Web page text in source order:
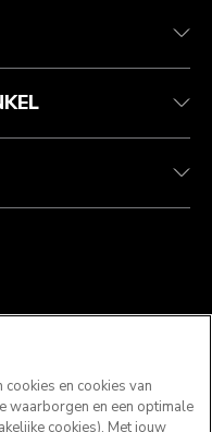
cookies en cookies van
waarborgen en een optimale